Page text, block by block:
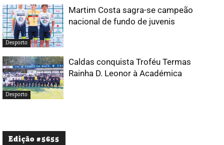
Desporto
Martim Costa sagra-se campeão
nacional de fundo de juvenis
Desporto
Caldas conquista Troféu Termas
Rainha D. Leonor à Académica
Edição #5655